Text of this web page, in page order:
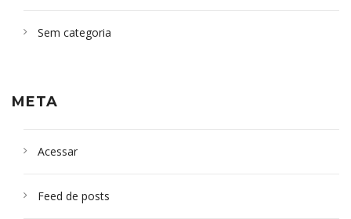
Sem categoria
META
Acessar
Feed de posts